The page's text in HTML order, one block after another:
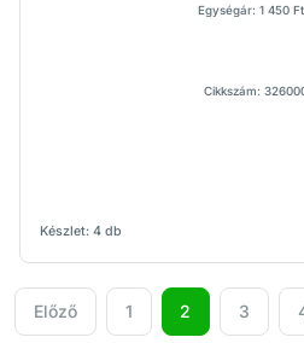
Készlet: 4 db
Egységár: 1 450
Cikkszám:
Előző 1 2 3